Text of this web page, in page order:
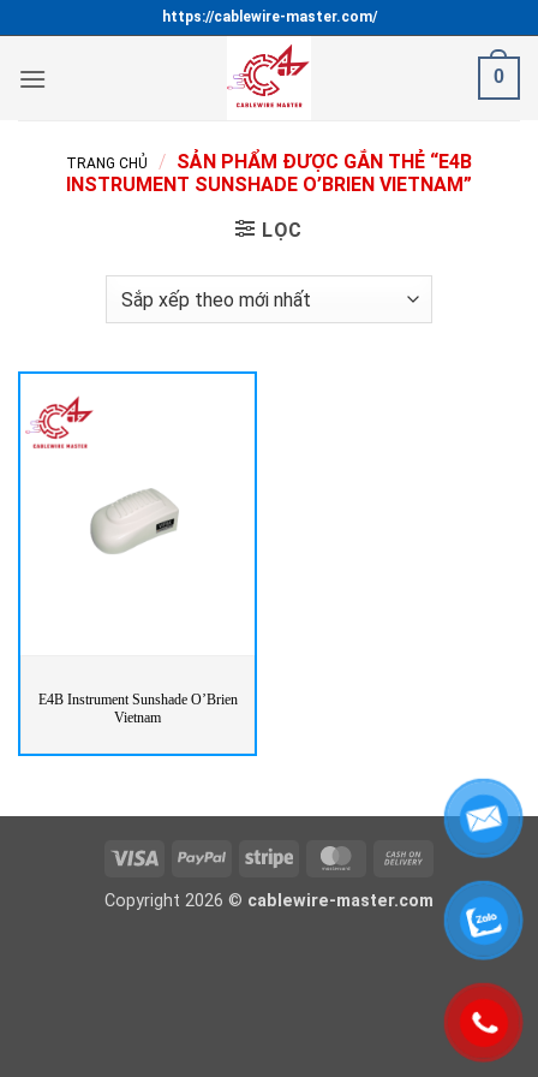
qua
nội
https://cablewire-master.com/
0
TRANG CHỦ / SẢN PHẨM ĐƯỢC GẮN THẺ “E4B
INSTRUMENT SUNSHADE O’BRIEN VIETNAM”
LỌC
E4B Instrument Sunshade O’Brien
Vietnam
Visa PayPal Stripe MasterCardCash
Delivery
Copyright 2026 © cablewire-master.com